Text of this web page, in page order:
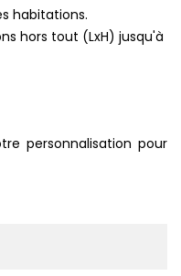
habitations.
hors tout (LxH) jusqu'à
personnalisation pour